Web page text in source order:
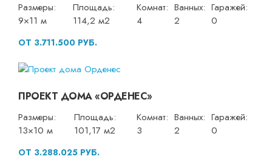
Размеры:
9×11 м
Площадь:
114,2 м2
Комнат:
4
Ванных:
2
Гаражей:
0
ОТ 3.711.500 РУБ.
ПРОЕКТ ДОМА «ОРДЕНЕС»
Размеры:
13×10 м
Площадь:
101,17 м2
Комнат:
3
Ванных:
2
Гаражей:
0
ОТ 3.288.025 РУБ.